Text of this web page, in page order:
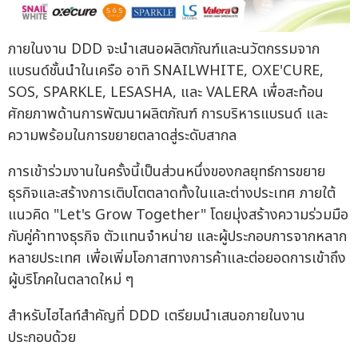
ภายในงาน DDD จะนำเสนอผลิตภัณฑ์และนวัตกรรมจาก
แบรนด์ชั้นนำในเครือ อาทิ SNAILWHITE, OXE'CURE,
SOS, SPARKLE, LESASHA, และ VALERA เพื่อสะท้อน
ศักยภาพด้านการพัฒนาผลิตภัณฑ์ การบริหารแบรนด์ และ
ความพร้อมในการขยายตลาดสู่ระดับสากล
การเข้าร่วมงานในครั้งนี้เป็นส่วนหนึ่งของกลยุทธ์การขยาย
ธุรกิจและสร้างการเติบโตตลาดทั้งในและต่างประเทศ ภายใต้
แนวคิด "Let's Grow Together" โดยมุ่งสร้างความร่วมมือ
กับคู่ค้าทางธุรกิจ ตัวแทนจำหน่าย และผู้ประกอบการจากหลาก
หลายประเทศ เพื่อเพิ่มโอกาสทางการค้าและต่อยอดการเข้าถึง
ผู้บริโภคในตลาดใหม่ ๆ
สำหรับไฮไลท์สำคัญที่ DDD เตรียมนำเสนอภายในงาน
ประกอบด้วย